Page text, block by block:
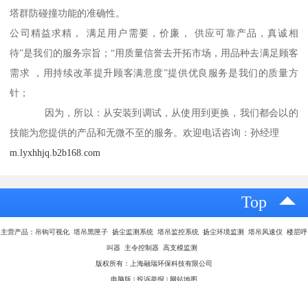
塔群防碰撞功能的准确性。
公司精益求精， 满足用户需要，价廉， 供应可靠产品，真诚相
待”是我们的服务宗旨；“用质量信誉去开拓市场，用品种去满足顾客
需求 ，用持续改革提升顾客满意度”提供优良服务是我们的质量方
针；
因为，所以：从安装到调试，从使用到更换，我们都会以的
技能为您提供的产品和无微不至的服务。欢迎电话咨询：孙经理
m.lyxhhjq.b2b168.com
Top
主营产品：吊钩可视化 塔吊黑匣子 扬尘监测系统 塔吊监控系统 扬尘环境监测 塔吊风速仪 楼层呼
叫器 主令控制器 高支模监测
版权所有：上海融瑞环保科技有限公司
电脑版 | 投诉举报 | 网站地图